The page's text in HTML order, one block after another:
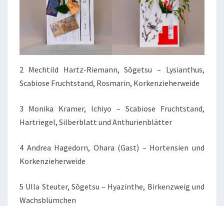
2 Mechtild Hartz-Riemann, Sōgetsu – Lysianthus,
Scabiose Fruchtstand, Rosmarin, Korkenzieherweide
3 Monika Kramer, Ichiyo – Scabiose Fruchtstand,
Hartriegel, Silberblatt und Anthurienblätter
4 Andrea Hagedorn, Ohara (Gast) – Hortensien und
Korkenzieherweide
5 Ulla Steuter, Sōgetsu – Hyazinthe, Birkenzweig und
Wachsblümchen